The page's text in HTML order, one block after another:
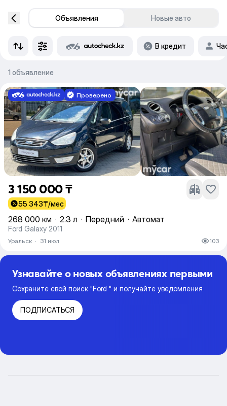
Объявления Новые авто
В кредит
1 объявление
Проверено
3 150 000 ₸
55 343₸/мес
268 000 км · 2.3 л · Передний · Автомат
Ford Galaxy 2011
Уральск · 31 июл 103
Узнавайте о новых объявлениях первыми
Сохраните свой поиск "Ford " и получайте уведомления
ПОДПИСАТЬСЯ